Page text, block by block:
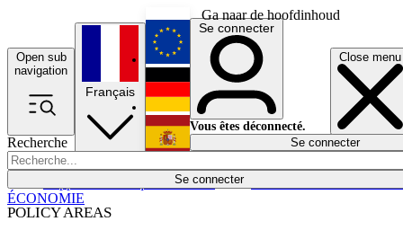
Ga naar de hoofdinhoud
Open sub
navigation
Close menu
Recherche
Se connecter
POLICY AREAS
Économie
Français
English
Deutsch
Español
Se connecter
Vous êtes déconnecté.
Se connecter
ÉCONOMIE